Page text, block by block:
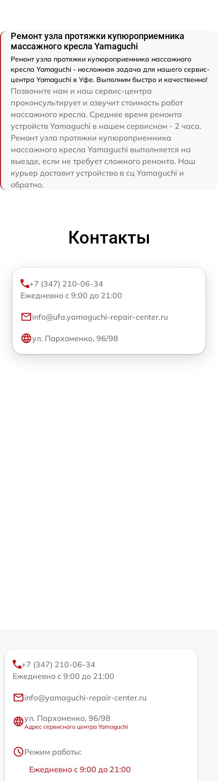
Ремонт узла протяжки купюроприемника
массажного кресла Yamaguchi
Ремонт узла протяжки купюроприемника массажного
кресла Yamaguchi - несложная задача для нашего сервис-
центра Yamaguchi в Уфе. Выполним быстро и качественно!
Позвоните нам и наш сервис-центра
проконсультирует и озвучит стоимость работ
массажного кресла. Среднее время ремонта
устройств Yamaguchi в нашем сервисном - 2 часа.
Ремонт узла протяжки купюроприемника
массажного кресла Yamaguchi выполняется на
выезде, если не требует сложного ремонта. Наш
курьер доставит устройство в сц Yamaguchi и
обратно.
Контакты
+7 (347) 210-06-34
Ежедневно с 9:00 до 21:00
info@ufa.yamaguchi-repair-center.ru
ул. Пархоменко, 96/98
+7 (347) 210-06-34
Ежедневно с 9:00 до 21:00
info@yamaguchi-repair-center.ru
ул. Пархоменко, 96/98
Адрес сервисного центра Yamaguchi
Режим работы:
Ежедневно с 9:00 до 21:00